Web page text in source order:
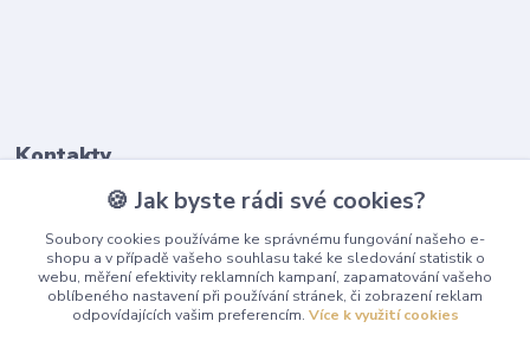
Kontakty
(Po-Pá, 9-17 hod.)
info@playcentrum.cz
🍪 Jak byste rádi své cookies?
Soubory cookies používáme ke správnému fungování našeho e-
shopu a v případě vašeho souhlasu také ke sledování statistik o
webu, měření efektivity reklamních kampaní, zapamatování vašeho
oblíbeného nastavení při používání stránek, či zobrazení reklam
odpovídajících vašim preferencím. Více k využití cookies